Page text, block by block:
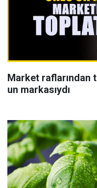
Market raflarından
un markasıydı